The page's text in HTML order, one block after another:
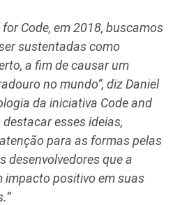
for Code, em 2018, buscamos
sustentadas como
a fim de causar um
no mundo”, diz Daniel
da iniciativa Code and
destacar esses ideias,
para as formas pelas
desenvolvedores que a
impacto positivo em suas